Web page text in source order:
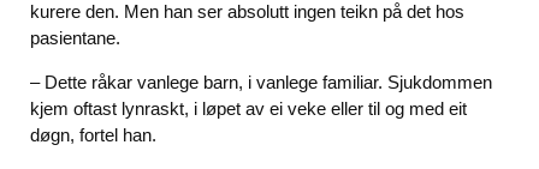
kurere den. Men han ser absolutt ingen teikn på det hos
pasientane.
– Dette råkar vanlege barn, i vanlege familiar. Sjukdommen
kjem oftast lynraskt, i løpet av ei veke eller til og med eit
døgn, fortel han.